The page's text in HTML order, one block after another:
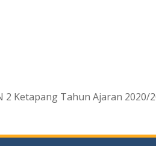
2 Ketapang Tahun Ajaran